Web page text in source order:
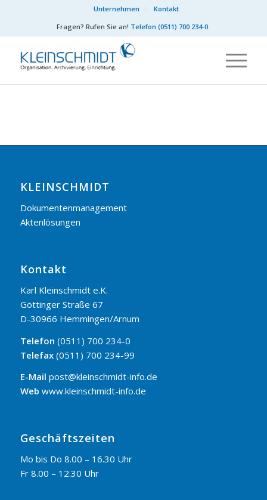
Unternehmen
Kontakt
Fragen? Rufen Sie an! Telefon (0511) 700 234-0.
KLEINSCHMIDT
Dokumentenmanagement
Aktenlösungen
Kontakt
Karl Kleinschmidt e.K.
Göttinger Straße 67
D-30966 Hemmingen/Arnum
Telefon (0511) 700 234-0
Telefax(0511) 700 234-99
E-Mail post@kleinschmidt-info.de
Web www.kleinschmidt-info.de
Geschäftszeiten
Mo bis Do 8.00 – 16.30 Uhr
Fr 8.00 – 12.30 Uhr